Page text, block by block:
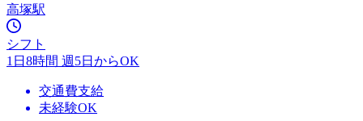
高塚駅
シフト
1日8時間 週5日からOK
交通費支給
未経験OK